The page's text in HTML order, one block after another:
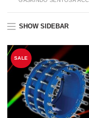
SHOW SIDEBAR
SALE